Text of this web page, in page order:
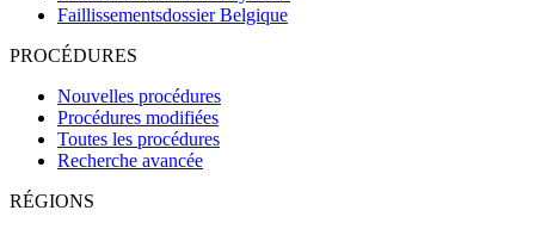
Faillissementsdossier Belgique
PROCÉDURES
Nouvelles procédures
Procédures modifiées
Toutes les procédures
Recherche avancée
RÉGIONS